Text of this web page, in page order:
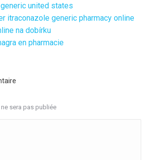
united states
itraconazole generic pharmacy online
na dobírku
en pharmacie
sera pas publiée